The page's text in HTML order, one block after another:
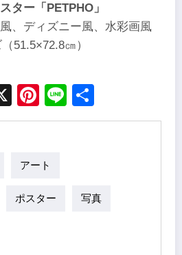
ター「PETPHO」
、ディズニー風、水彩画風
51.5×72.8㎝）
X Pinterest
Line
アート
ポスター 写真